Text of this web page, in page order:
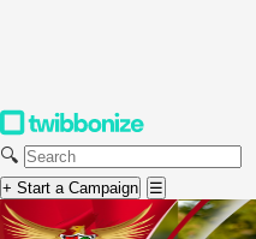
🔍
+ Start a Campaign ☰